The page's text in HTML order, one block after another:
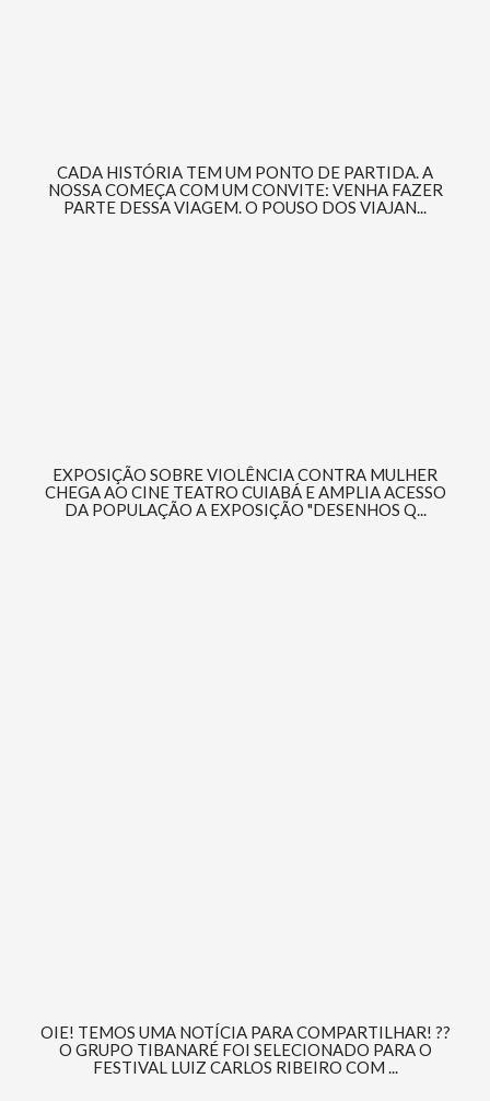
CADA HISTÓRIA TEM UM PONTO DE PARTIDA. A
NOSSA COMEÇA COM UM CONVITE: VENHA FAZER
PARTE DESSA VIAGEM. O POUSO DOS VIAJAN...
EXPOSIÇÃO SOBRE VIOLÊNCIA CONTRA MULHER
CHEGA AO CINE TEATRO CUIABÁ E AMPLIA ACESSO
DA POPULAÇÃO A EXPOSIÇÃO "DESENHOS Q...
OIE! TEMOS UMA NOTÍCIA PARA COMPARTILHAR! ??
O GRUPO TIBANARÉ FOI SELECIONADO PARA O
FESTIVAL LUIZ CARLOS RIBEIRO COM ...